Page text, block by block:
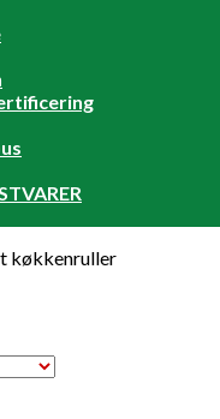
køkkenruller